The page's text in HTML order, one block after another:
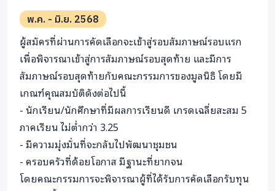
...ขอบคุณการสนับสนุนโอกาสทางการศึกษาของมูลนิธิเรดิ
ออนและพี่ๆในโครงการ ที่ทำให้หนูได้เรียนจบมหาวิทยาลัย
และได้เป็นครูตามที่ฝันไว้ ในฐานะครู หนูจะอุทิศตนเป็นผู้ให้
เพื่อตอบแทนสู่ชุมชนและสังคมต่อไปค่ะ"
นางสาวชนนิการ์ จ่าคำ นักศึกษาทุน Hope Scholarship รุ่นที่
1 จบเกียรตินิยมอันดับ 2 (GPA 3.38) สาขาภาษาอังกฤษ คณะ
ครุศาสตร์ มหาวิทยาลัยราชภัฎเชียงใหม่
นักศึกษาทุกคนที่เข้าร่วมโครงการไม่เพียงแต่ได้รับทุนการ
ศึกษา แต่ยังได้เข้าร่วมค่ายอาสา เพื่อปลูกฝังเมล็ดพันธุ์ สร้าง
พ.ค. - มิ.ย. 2568
ผู้สมัครที่ผ่านการคัดเลือกจะเข้าสู่รอบสัมภาษณ์รอบแรก
เพื่อพิจารณาเข้าสู่การสัมภาษณ์รอบสุดท้าย และมีการ
สัมภาษณ์รอบสุดท้ายกับคณะกรรมการของมูลนิธิ โดยมี
เกณฑ์คุณสมบัติดังต่อไปนี้
- นักเรียน/นักศึกษาที่มีผลการเรียนดี เกรดเฉลี่ยสะสม 5
ภาคเรียน ไม่ต่ำกว่า 3.25
- มีความมุ่งมั่นที่จะกลับไปพัฒนาชุมชน
- ครอบครัวที่ด้อยโอกาส มีฐานะที่ยากจน
โดยคณะกรรมการจะพิจารณาผู้ที่ได้รับการคัดเลือกรับทุน